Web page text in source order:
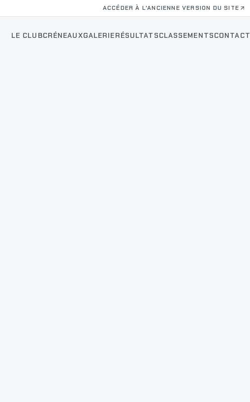
ACCÉDER À L'ANCIENNE VERSION DU SITE
LE CLUBCRÉNEAUXGALERIERÉSULTATSCLASSEMENTSCONTACT